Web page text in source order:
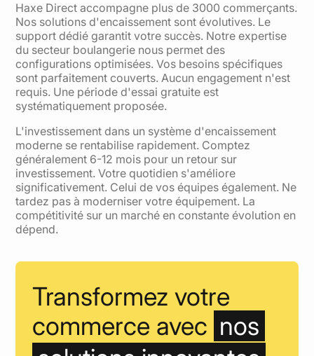
Haxe Direct accompagne plus de 3000 commerçants.
Nos solutions d'encaissement sont évolutives. Le
support dédié garantit votre succès. Notre expertise
du secteur boulangerie nous permet des
configurations optimisées. Vos besoins spécifiques
sont parfaitement couverts. Aucun engagement n'est
requis. Une période d'essai gratuite est
systématiquement proposée.
L'investissement dans un système d'encaissement
moderne se rentabilise rapidement. Comptez
généralement 6-12 mois pour un retour sur
investissement. Votre quotidien s'améliore
significativement. Celui de vos équipes également. Ne
tardez pas à moderniser votre équipement. La
compétitivité sur un marché en constante évolution en
dépend.
Transformez votre
commerce avec nos